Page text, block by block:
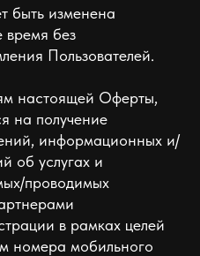
быть изменена
без
Пользователей.
настоящей Оферты,
на получение
информационных и/
об услугах и
проводимых
в рамках целей
номера мобильного